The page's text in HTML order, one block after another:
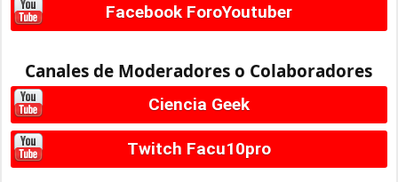
Facebook ForoYoutuber
Canales de Moderadores o Colaboradores
Ciencia Geek
Twitch Facu10pro